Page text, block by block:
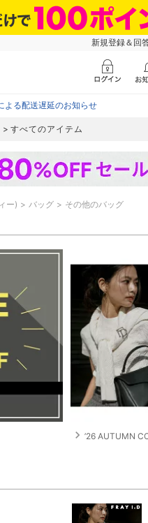
新規登録＆回
よる配送遅延のお知らせ
すべてのアイテム
ー) バッグ その他のバッグ
navigate_next ’26 AUTUMN